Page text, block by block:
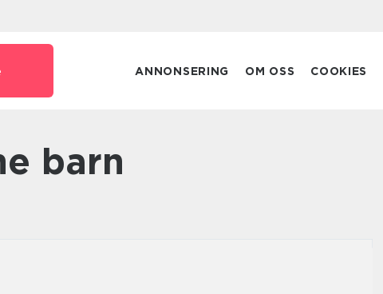
ANNONSERING OM OSS COOKIES
barn